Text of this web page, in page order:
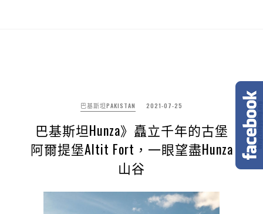
巴基斯坦PAKISTAN 2021-07-25
巴基斯坦Hunza》矗立千年的古堡
阿爾提堡Altit Fort，一眼望盡Hunza
山谷